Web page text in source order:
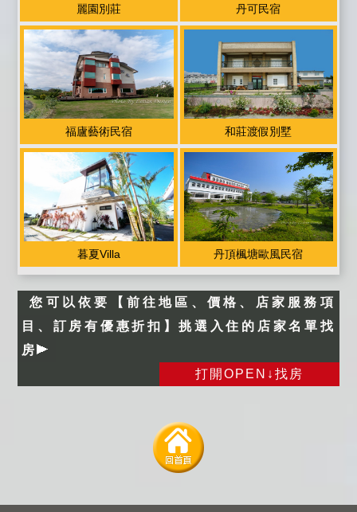
如有遺失，恕不負責，敬請見諒。
麗園別莊 丹可民宿
福廬藝術民宿 和莊渡假別墅
暮夏Villa 丹頂楓塘歐風民宿
您可以依要【前往地區、價格、店家服務項
目、訂房有優惠折扣】挑選入住的店家名單找
房
打開OPEN↓找房